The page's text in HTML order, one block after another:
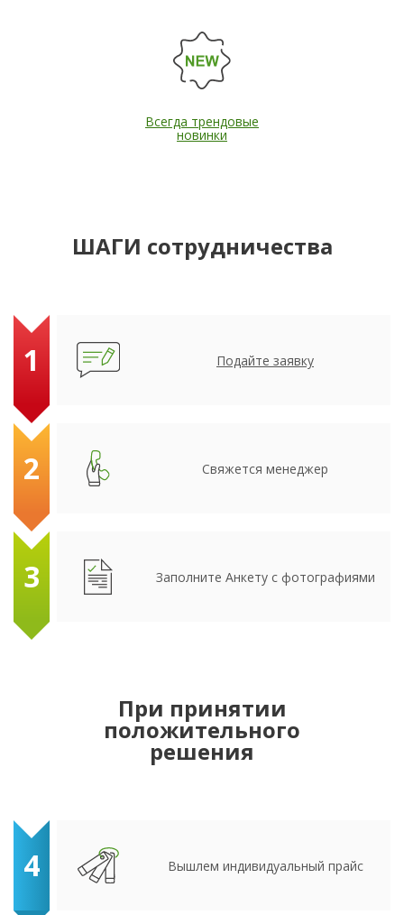
Всегда трендовые
новинки
ШАГИ сотрудничества
1 Подайте заявку
2 Свяжется менеджер
3 Заполните Анкету с фотографиями
При принятии
положительного
решения
4 Вышлем индивидуальный прайс